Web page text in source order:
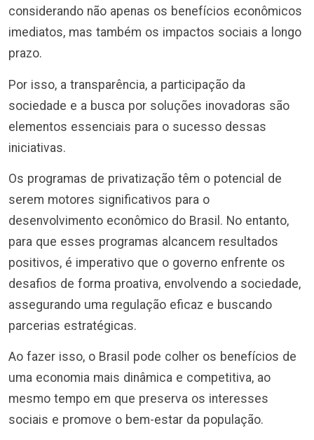
considerando não apenas os benefícios econômicos
imediatos, mas também os impactos sociais a longo
prazo.
Por isso, a transparência, a participação da
sociedade e a busca por soluções inovadoras são
elementos essenciais para o sucesso dessas
iniciativas.
Os programas de privatização têm o potencial de
serem motores significativos para o
desenvolvimento econômico do Brasil. No entanto,
para que esses programas alcancem resultados
positivos, é imperativo que o governo enfrente os
desafios de forma proativa, envolvendo a sociedade,
assegurando uma regulação eficaz e buscando
parcerias estratégicas.
Ao fazer isso, o Brasil pode colher os benefícios de
uma economia mais dinâmica e competitiva, ao
mesmo tempo em que preserva os interesses
sociais e promove o bem-estar da população.